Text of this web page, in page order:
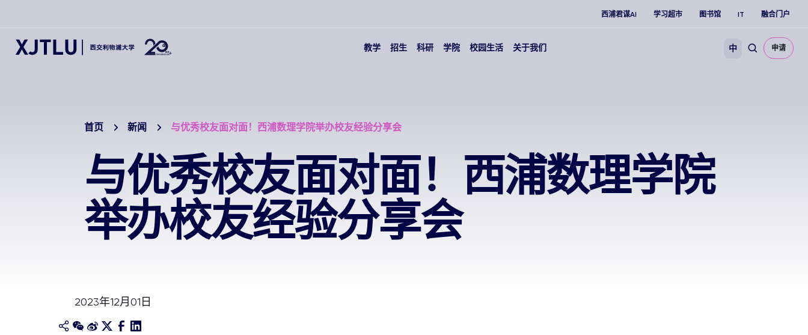
西浦君谋AI 学习超市 图书馆 IT 融合门户
教学 招生 科研 学院 校园生活 关于我们 中 申请
首页 新闻 与优秀校友面对面！西浦数理学院举办校友经验分享会
与优秀校友面对面！西浦数理学院
举办校友经验分享会
2023年12月01日